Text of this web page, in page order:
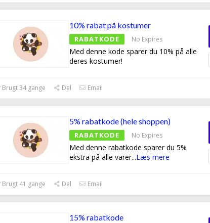
10% rabat på kostumer
RABATKODE No Expires
Med denne kode sparer du 10% på alle
deres kostumer!
Brugt 34 gange Del Email
5% rabatkode (hele shoppen)
RABATKODE No Expires
Med denne rabatkode sparer du 5%
ekstra på alle varer...Læs mere
Brugt 41 gange Del Email
15% rabatkode